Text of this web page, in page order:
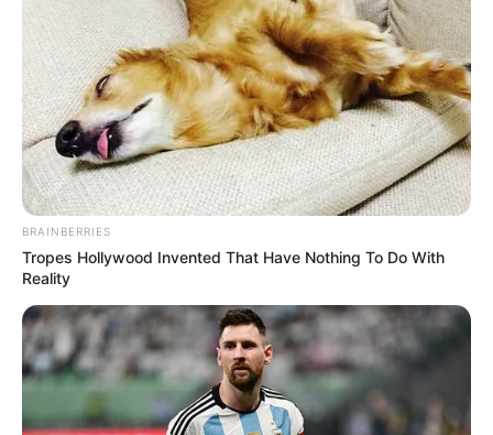
BRAINBERRIES
Tropes Hollywood Invented That Have Nothing To Do With
Reality